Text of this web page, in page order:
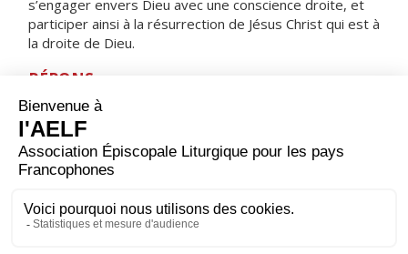
s’engager envers Dieu avec une conscience droite, et
participer ainsi à la résurrection de Jésus Christ qui est à
la droite de Dieu.
RÉPONS
V/Les disciples furent remplis de joie, alléluia,
à la vue du Seigneur, alléluia.
ORAISON
Seigneur, tu ouvres ton Royaume à ceux qui renaissent
que, déjà purifiés de leurs fautes, ils ne rendent vaine